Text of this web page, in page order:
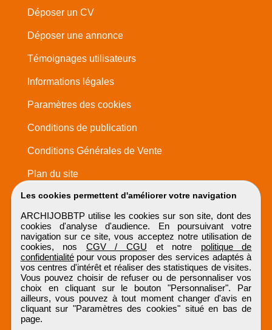
Les cookies permettent d'améliorer votre navigation
ARCHIJOBBTP utilise les cookies sur son site, dont des
cookies d'analyse d'audience. En poursuivant votre
navigation sur ce site, vous acceptez notre utilisation de
cookies, nos CGV / CGU et notre politique de
confidentialitépour vous proposer des services adaptés à
vos centres d'intérêt et réaliser des statistiques de visites.
Vous pouvez choisir de refuser ou de personnaliser vos
choix en cliquant sur le bouton "Personnaliser". Par
ailleurs, vous pouvez à tout moment changer d'avis en
cliquant sur "Paramètres des cookies" situé en bas de
page.
Déposer un CV
Déposer une annonce
Témoignages utilisateurs
Informations légales
Paramètres des cookies
Conditions de publication
Conditions Générales de Vente
Plan du site